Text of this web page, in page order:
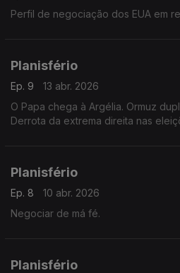
Perfil de negociação dos EUA em
Planisfério
Ep. 9
13 abr. 2026
O Papa chega à Argélia. Ormuz
Derrota da extrema direita nas
Planisfério
Ep. 8
10 abr. 2026
Negociar de má fé.
Planisfério